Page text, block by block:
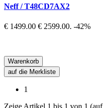
Neff / T48CD7AX2
€ 1499.00 € 2599.00. -42%
Warenkorb
auf die Merkliste
1
Zeige Artikel 1 bis 1 von 1